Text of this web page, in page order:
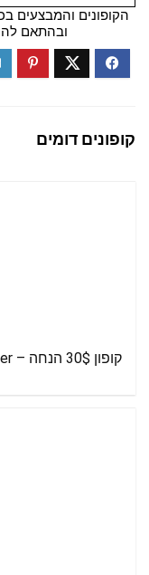
הקופונים והמבצעים
ובהתאם
קופונים דומים
קופון 30$ הנחה – Holiday Finder הולידיי פיינדר